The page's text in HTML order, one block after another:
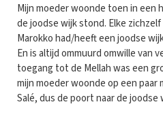
Mijn moeder woonde toen in een
de joodse wijk stond. Elke
Marokko had/heeft een joodse
En is altijd ommuurd omwille van
toegang tot de Mellah was een
mijn moeder woonde op een paar
Salé, dus de poort naar de joodse